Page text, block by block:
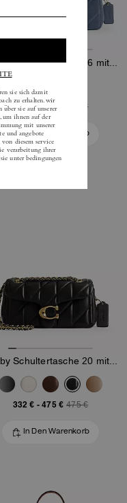
357 €-416 € 595 €
In Den Warenkorb
Tabby Schultertasche 20 mit bauschiger Steppung
332 € -475 € 475 €
In Den Warenkorb